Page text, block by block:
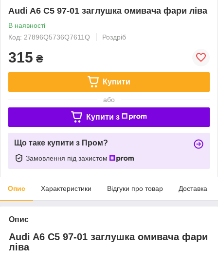
Audi A6 C5 97-01 заглушка омивача фари ліва
В наявності
Код: 27896Q5736Q7611Q
Роздріб
315 ₴
Купити
або
Купити з
Що таке купити з Пром?
Замовлення під захистом
Опис Характеристики Відгуки про товар Доставка
Опис
Audi A6 C5 97-01 заглушка омивача фари
ліва